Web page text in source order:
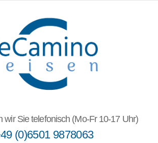
wir Sie telefonisch (Mo-Fr 10-17 Uhr)
(0)6501 9878063